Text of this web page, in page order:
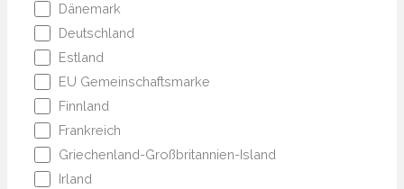
Dänemark
Deutschland
Estland
EU Gemeinschaftsmarke
Finnland
Frankreich
Griechenland-Großbritannien-Island
Irland